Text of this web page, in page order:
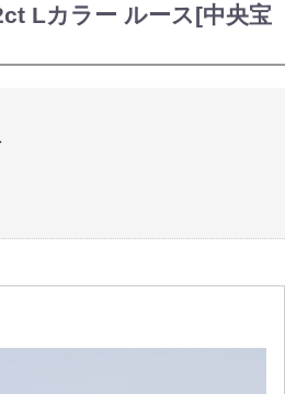
Lカラー ルース[中央宝